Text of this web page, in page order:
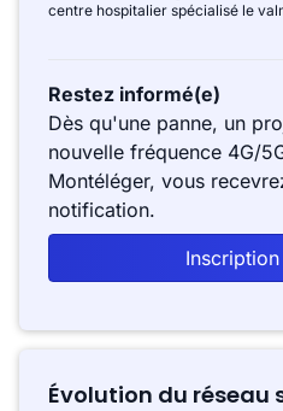
centre hospitalier spécialisé le
Restez informé(e)
Dès qu'une panne, un
nouvelle fréquence 4G/
Montéléger, vous
notification.
Évolution du réseau